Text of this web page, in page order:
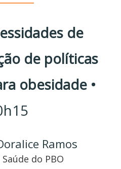
de
de políticas
ra obesidade •
Ramos
do PBO